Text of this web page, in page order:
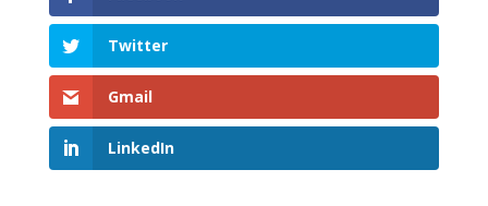
Twitter
Gmail
LinkedIn